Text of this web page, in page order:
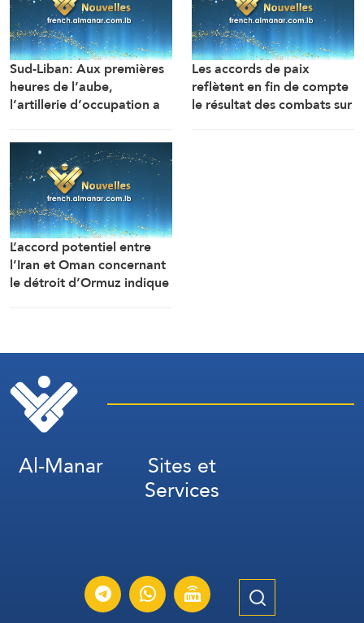
Sud-Liban: Aux premières
heures de l’aube,
l’artillerie d’occupation a
de Zibqine et les abords
de la localité de Mansouri
avec plusieurs obus, tandis
que les forces
d’occupation ont mené
une explosion dans la
localité de Hadatha
(Correspondant
d’AlManar)
Les accords de paix
reflètent en fin de compte
le résultat des combats sur
L’accord potentiel entre
l’Iran et Oman concernant
le détroit d’Ormuz indique
Telegraph)
Al-Manar Sites et
Services